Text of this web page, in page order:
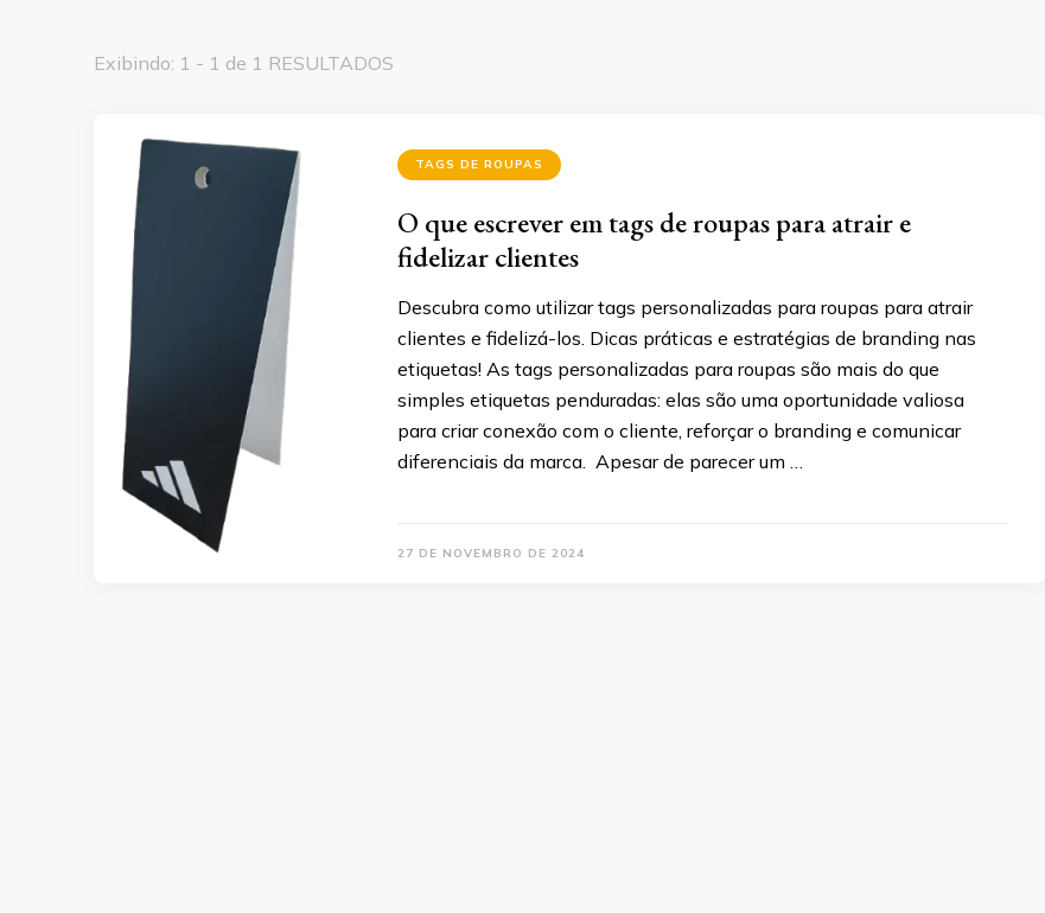
Exibindo: 1 - 1 de 1 RESULTADOS
TAGS DE ROUPAS
O que escrever em tags de roupas para atrair e
fidelizar clientes
Descubra como utilizar tags personalizadas para roupas para atrair
clientes e fidelizá-los. Dicas práticas e estratégias de branding nas
etiquetas! As tags personalizadas para roupas são mais do que
simples etiquetas penduradas: elas são uma oportunidade valiosa
para criar conexão com o cliente, reforçar o branding e comunicar
diferenciais da marca. Apesar de parecer um …
27 DE NOVEMBRO DE 2024